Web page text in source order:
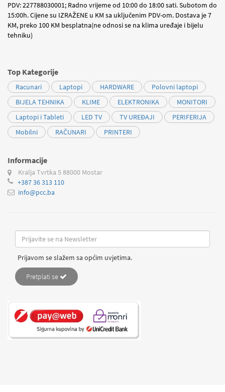
PDV: 227788030001; Radno vrijeme od 10:00 do 18:00 sati. Subotom do
15:00h. Cijene su IZRAŽENE u KM sa uključenim PDV-om. Dostava je 7
KM, preko 100 KM besplatna(ne odnosi se na klima uređaje i bijelu
tehniku)
Top Kategorije
Racunari Laptopi HARDWARE
Polovni laptopi
BIJELA TEHNIKA
KLIME ELEKTRONIKA
MONITORI
Laptopi i Tableti
LED TV TV UREĐAJI
PERIFERIJA
Mobilni
RAČUNARI PRINTERI
Informacije
Kralja Tvrtka 5 88000 Mostar
+387 36 313 110
info@pcc.ba
Prijavom se slažem sa općim uvjetima.
Pretplati se